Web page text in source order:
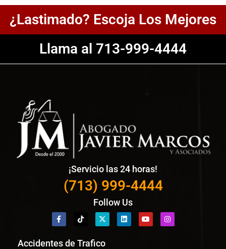
¿Lastimado? Escoja Los Mejores
Llama al 713-999-4444
¡Servicio las 24 horas!
(713) 999-4444
Follow Us
Accidentes de Trafico